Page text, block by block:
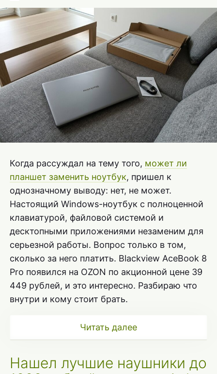
Когда рассуждал на тему того, может ли
планшет заменить ноутбук, пришел к
однозначному выводу: нет, не может.
Настоящий Windows-ноутбук с полноценной
клавиатурой, файловой системой и
десктопными приложениями незаменим для
серьезной работы. Вопрос только в том,
сколько за него платить. Blackview AceBook 8
Pro появился на OZON по акционной цене 39
449 рублей, и это интересно. Разбираю что
внутри и кому стоит брать.
Читать далее
Нашел лучшие наушники до